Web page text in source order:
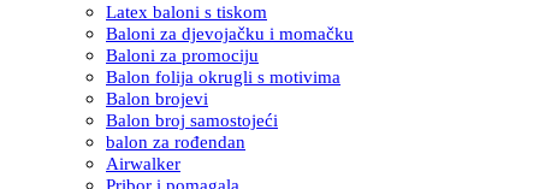
Latex baloni s tiskom
Baloni za djevojačku i momačku
Baloni za promociju
Balon folija okrugli s motivima
Balon brojevi
Balon broj samostojeći
balon za rođendan
Airwalker
Pribor i pomagala